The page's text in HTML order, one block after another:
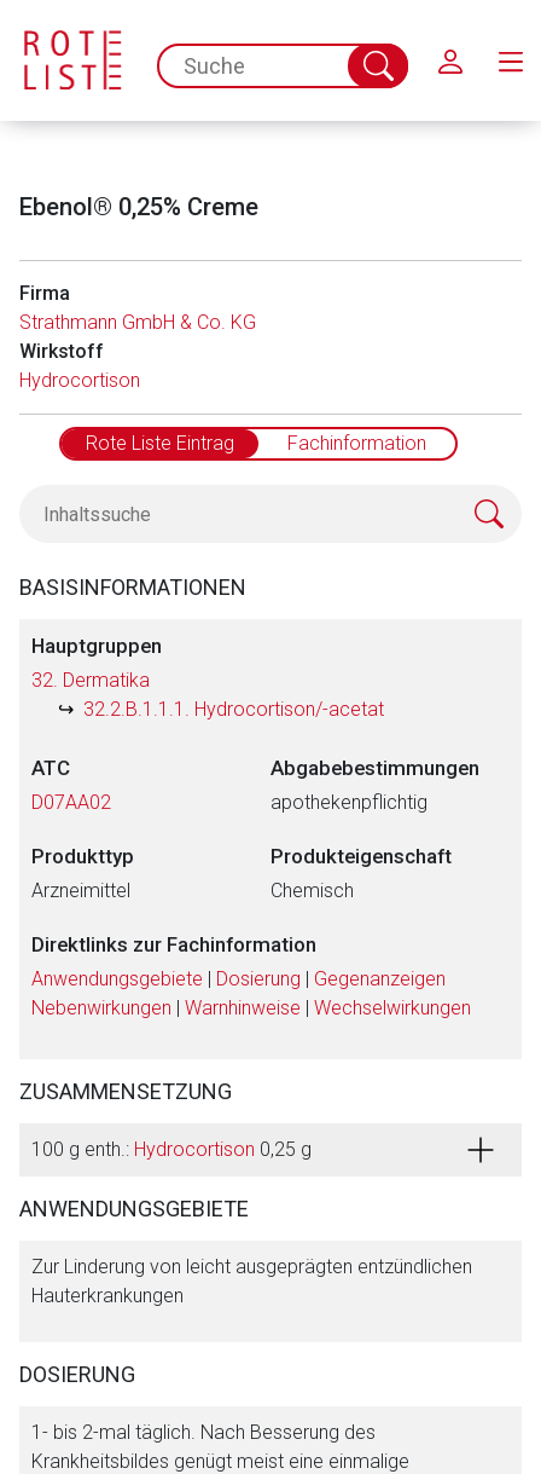
spc.search.input.placeholder
Suche
abschicken
Ebenol® 0,25% Creme
Firma
Strathmann GmbH & Co. KG
Wirkstoff
Hydrocortison
Rote Liste Eintrag Fachinformation
BASISINFORMATIONEN
Hauptgruppen
32. Dermatika
32.2.B.1.1.1. Hydrocortison/-acetat
ATC
D07AA02
Abgabebestimmungen
apothekenpflichtig
Produkttyp
Arzneimittel
Produkteigenschaft
Chemisch
Direktlinks zur Fachinformation
Anwendungsgebiete | Dosierung | Gegenanzeigen
Nebenwirkungen | Warnhinweise | Wechselwirkungen
ZUSAMMENSETZUNG
100 g enth.: Hydrocortison 0,25 g
ANWENDUNGSGEBIETE
Zur Linderung von leicht ausgeprägten entzündlichen
Hauterkrankungen
DOSIERUNG
1- bis 2-mal täglich. Nach Besserung des
Krankheitsbildes genügt meist eine einmalige
Aufruf einer externen Seite
Der von Ihnen aufgerufene Link öffnet eine externe Web-
Seite. Für die Inhalte der externen Web-Seite ist deren
Datenschutzbestimmungen.
Zurück zur rote-liste.de